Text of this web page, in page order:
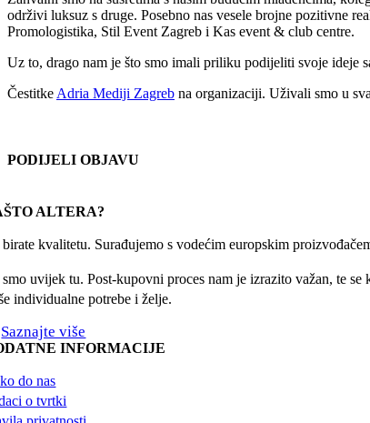
održivi luksuz s druge. Posebno nas vesele brojne pozitivne
Promologistika, Stil Event Zagreb i Kas event & club centre.
Uz to, drago nam je što smo imali priliku podijeliti svoje ideje
Čestitke Adria Mediji Zagreb na organizaciji. Uživali smo u
PODIJELI OBJAVU
ALTERA?
birate kvalitetu. Surađujemo s vodećim europskim
smo uvijek tu. Post-kupovni proces nam je izrazito važan, te
individualne potrebe i želje.
Saznajte više
INFORMACIJE
do nas
o tvrtki